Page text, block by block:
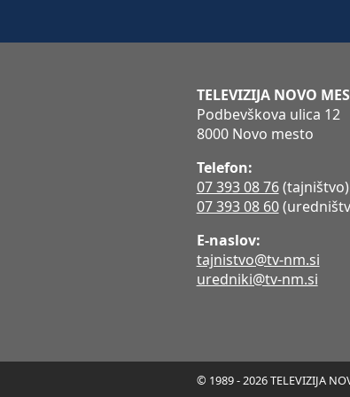
TELEVIZIJA NOVO
Podbevškova ulica 12
8000 Novo mesto
Telefon:
07 393 08 76(tajništvo)
07 393 08 60
E-naslov:
tajnistvo@tv-nm.si
uredniki@tv-nm.si
© 1989 - 2026 TELEVIZIJA